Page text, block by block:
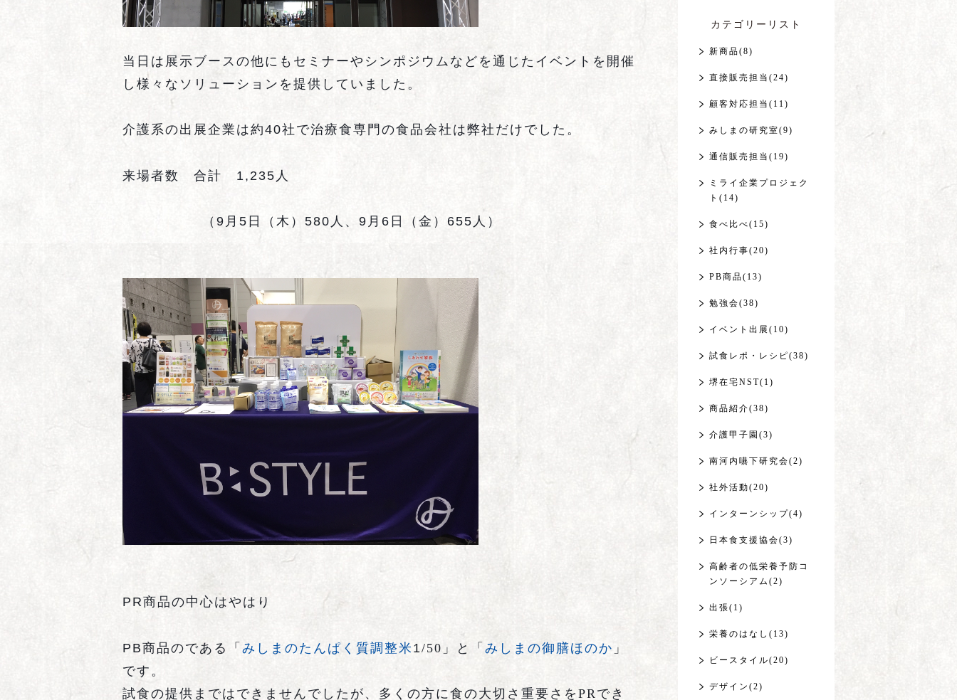
当日は展示ブースの他にもセミナーやシンポジウムなどを通じたイベントを開催
し様々なソリューションを提供していました。
介護系の出展企業は約40社で治療食専門の食品会社は弊社だけでした。
来場者数 合計 1,235 人
（ 9 月 5 日（木） 580 人、 9 月 6 日（金） 655 人）
PR商品の中心はやはり
PB商品のである「 みしまのたんぱく質調整米 1/50 」 と 「 みしまの御膳ほのか 」
です。
試食の提供まではできませんでしたが、多くの方に食の大切さ重要さをPR でき
カテゴリーリスト
新商品(8)
直接販売担当(24)
顧客対応担当(11)
みしまの研究室(9)
通信販売担当(19)
ミライ企業プロジェク
ト(14)
食べ比べ(15)
社内行事(20)
PB商品(13)
勉強会(38)
イベント出展(10)
試食レポ・レシピ(38)
堺在宅NST(1)
商品紹介(38)
介護甲子園(3)
南河内嚥下研究会(2)
社外活動(20)
インターンシップ(4)
日本食支援協会(3)
高齢者の低栄養予防コ
ンソーシアム(2)
出張(1)
栄養のはなし(13)
ビースタイル(20)
デザイン(2)